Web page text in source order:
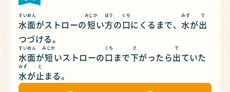
水面
すいめん
がストローの短
みじか
い方
ほう
の口
くち
にくるまで、 水
みず
が出
で
つづける。
水面
すいめん
が短
みじか
いストローの口
くち
まで下
さ
がったら出
で
ていた
水
みず
が止
と
まる。